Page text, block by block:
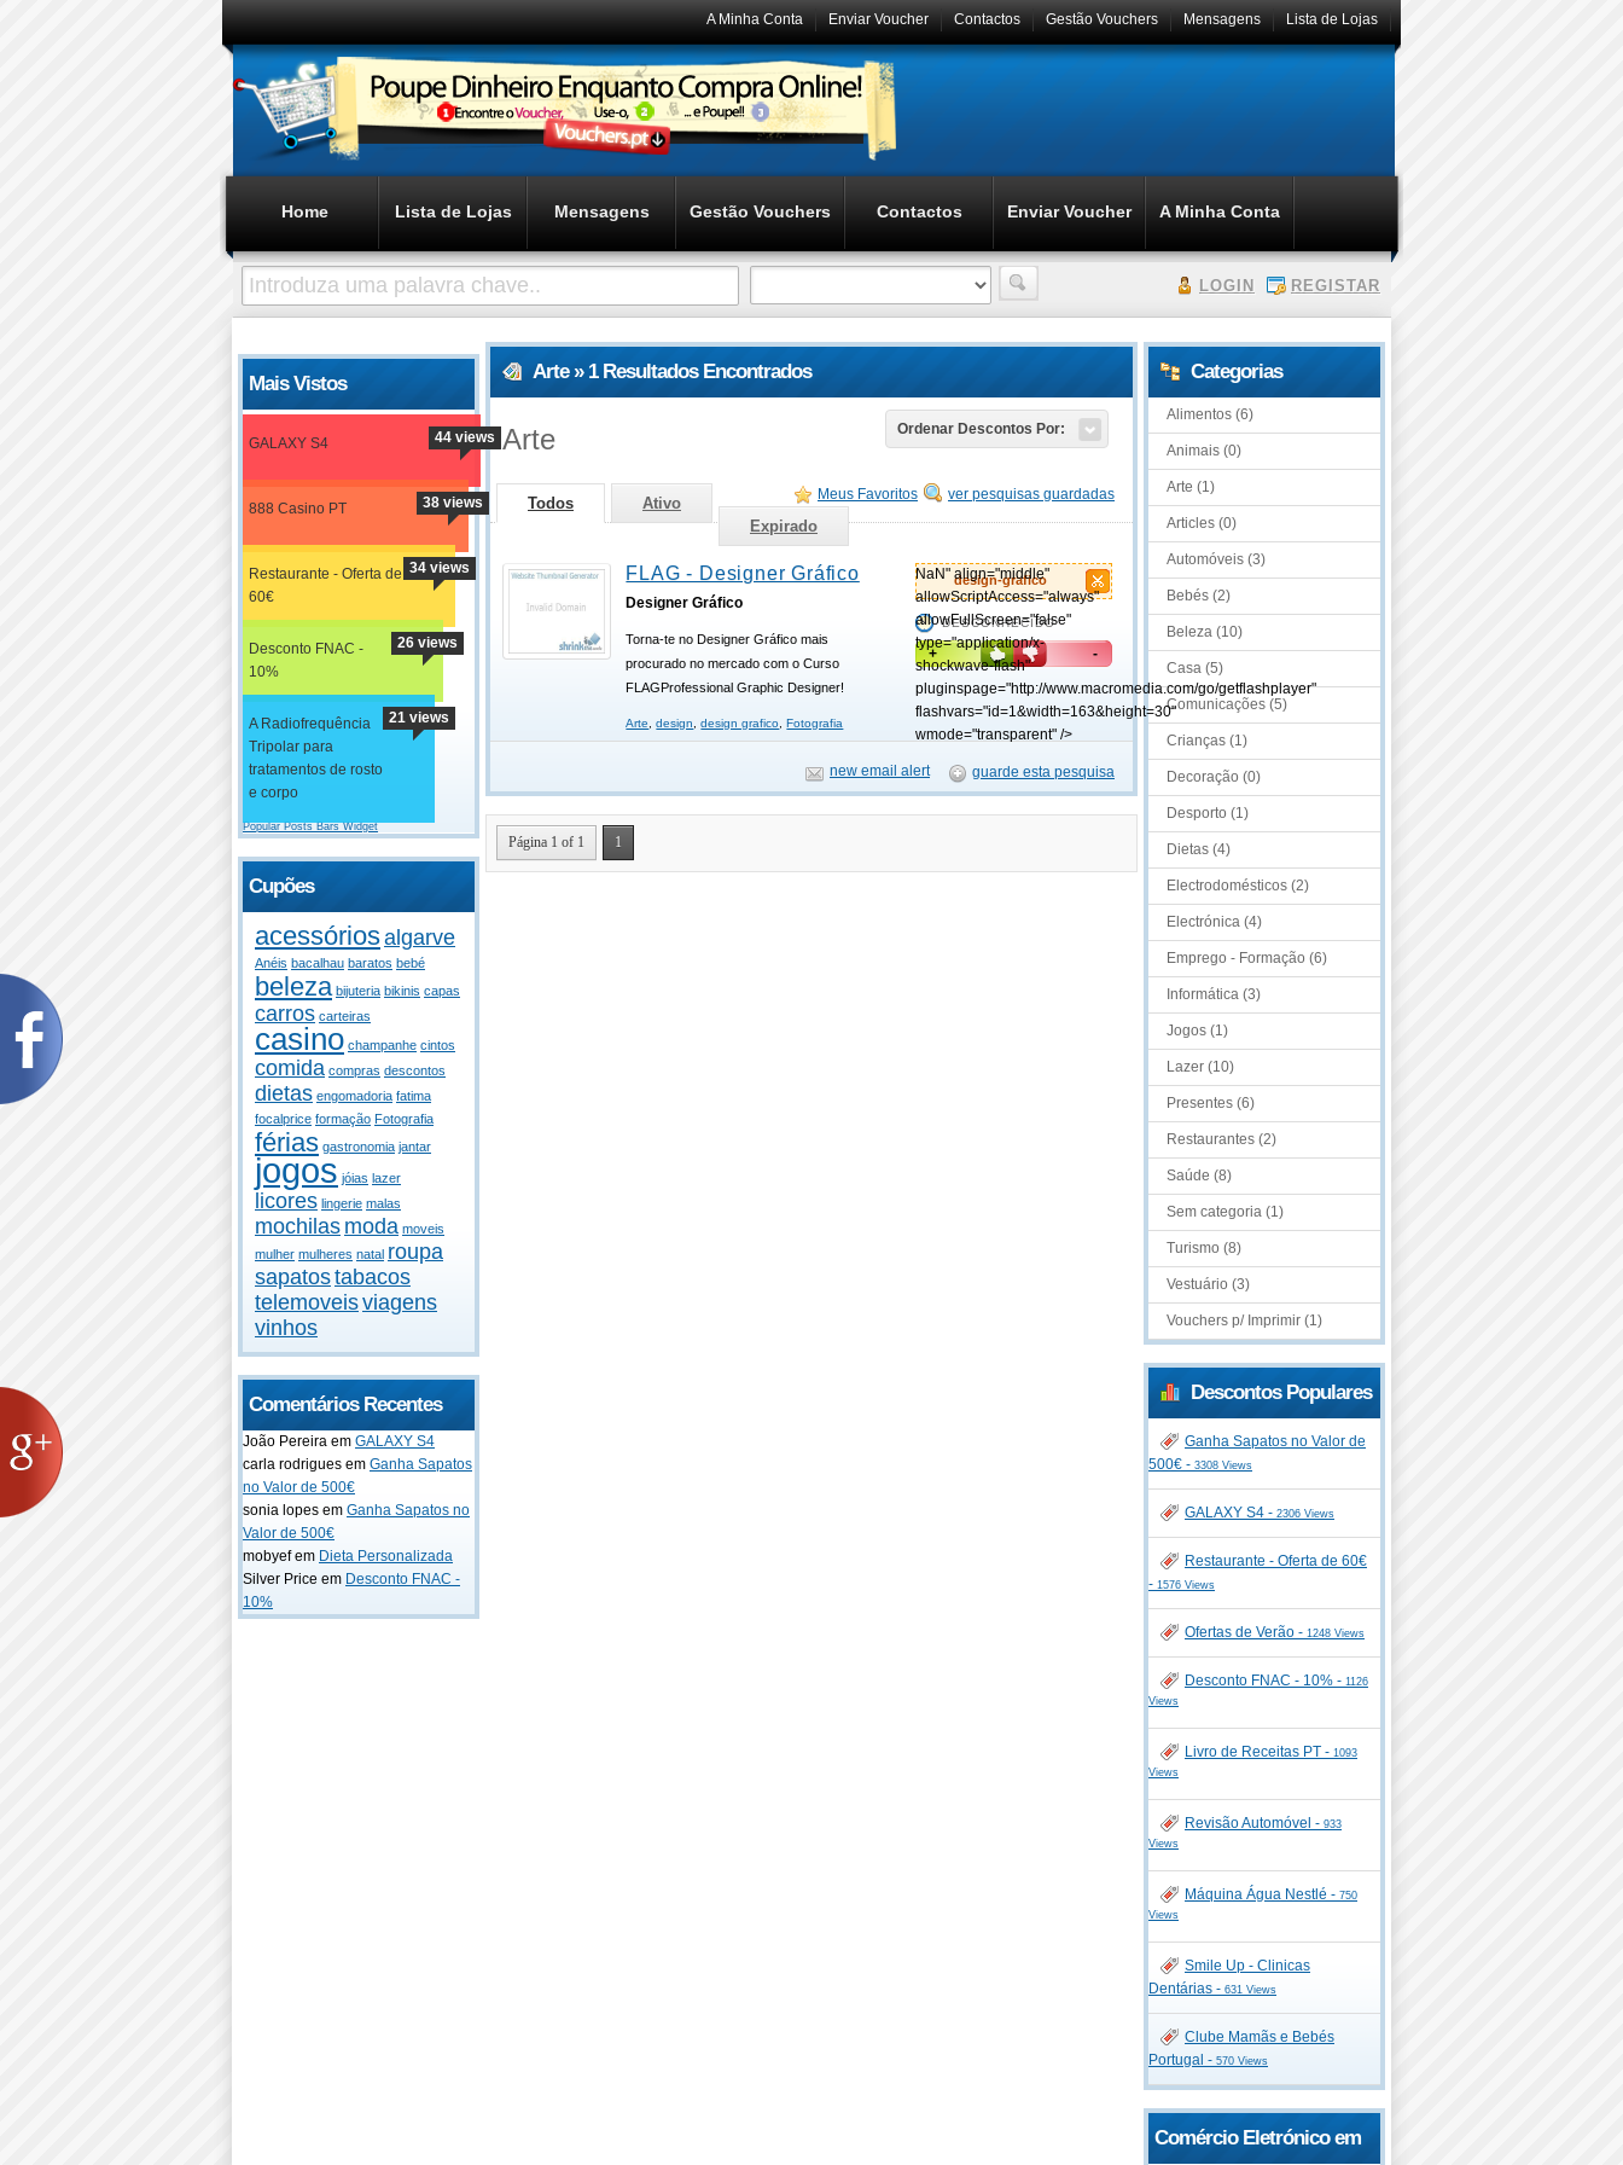
Lista de Lojas
Mensagens
Gestão Vouchers
Contactos
Enviar Voucher
A Minha Conta
Home Lista de Lojas Mensagens Gestão Vouchers Contactos Enviar Voucher A Minha Conta
LOGIN REGISTAR
Mais Vistos
GALAXY S4 44 views
888 Casino PT 38 views
Restaurante - Oferta de
60€
34 views
Desconto FNAC -
10%
26 views
A Radiofrequência
Tripolar para
tratamentos de rosto
e corpo
21 views
Popular Posts Bars Widget
Cupões
acessóriosalgarve
Anéis bacalhau baratos bebé
beleza bijuteria bikinis capas
carros carteiras
casino champanhe cintos
comida compras descontos
dietas engomadoria fatima
focalprice formação Fotografia
férias gastronomia jantar
jogos jóias lazer
licores lingerie malas
mochilas moda moveis
mulher mulheres natal roupa
sapatostabacos
telemoveisviagens
vinhos
Comentários Recentes
João Pereira em GALAXY S4
carla rodrigues em Ganha Sapatos
no Valor de 500€
sonia lopes em Ganha Sapatos no
Valor de 500€
mobyef em Dieta Personalizada
Silver Price em Desconto FNAC -
10%
Arte » 1 Resultados Encontrados
Ordenar Descontos Por:
Arte
ver pesquisas guardadas
Meus Favoritos
Todos
Ativo
Expirado
design-grafico
NaN" align="middle"
allowScriptAccess="always"
allowFullScreen="false"
type="application/x-
shockwave-flash"
pluginspage="http://www.macromedia.com/go/getflashplayer"
flashvars="id=1&width=163&height=30"
wmode="transparent" />
DESCONHECIDO
+ -
FLAG - Designer Gráfico
Designer Gráfico
Torna-te no Designer Gráfico mais
procurado no mercado com o Curso
FLAGProfessional Graphic Designer!
Arte,design,design grafico, Fotografia
guarde esta pesquisa
new email alert
Página 1 of 1 1
Categorias
Alimentos (6)
Animais (0)
Arte (1)
Articles (0)
Automóveis (3)
Bebés (2)
Beleza (10)
Casa (5)
Comunicações (5)
Crianças (1)
Decoração (0)
Desporto (1)
Dietas (4)
Electrodomésticos (2)
Electrónica (4)
Emprego - Formação (6)
Informática (3)
Jogos (1)
Lazer (10)
Presentes (6)
Restaurantes (2)
Saúde (8)
Sem categoria (1)
Turismo (8)
Vestuário (3)
Vouchers p/ Imprimir (1)
Descontos Populares
Ganha Sapatos no Valor de
500€ - 3308 Views
GALAXY S4 - 2306 Views
Restaurante - Oferta de 60€
- 1576 Views
Ofertas de Verão - 1248 Views
Desconto FNAC - 10% - 1126
Views
Livro de Receitas PT - 1093
Views
Revisão Automóvel - 933
Views
Máquina Água Nestlé - 750
Views
Smile Up - Clinicas
Dentárias - 631 Views
Clube Mamãs e Bebés
Portugal - 570 Views
Comércio Eletrónico em